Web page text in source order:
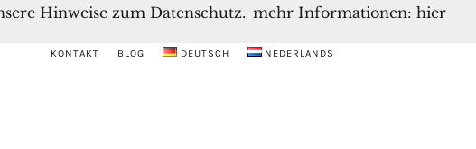
KONTAKT BLOG DEUTSCH NEDERLANDS
Hinweise zum Datenschutz. mehr Informationen: hier